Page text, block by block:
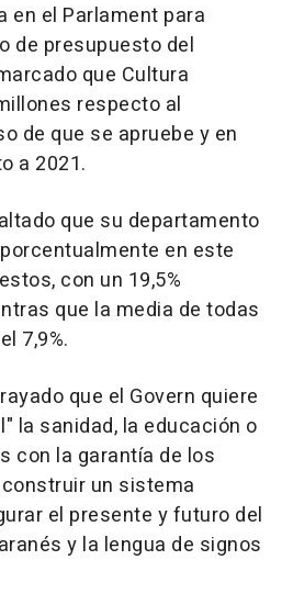
en el Parlament para
de presupuesto del
que Cultura
respecto al
de que se apruebe y en
a 2021.
que su departamento
en este
con un 19,5%
que la media de todas
7,9%.
que el Govern quiere
la sanidad, la educación o
con la garantía de los
un sistema
el presente y futuro del
y la lengua de signos